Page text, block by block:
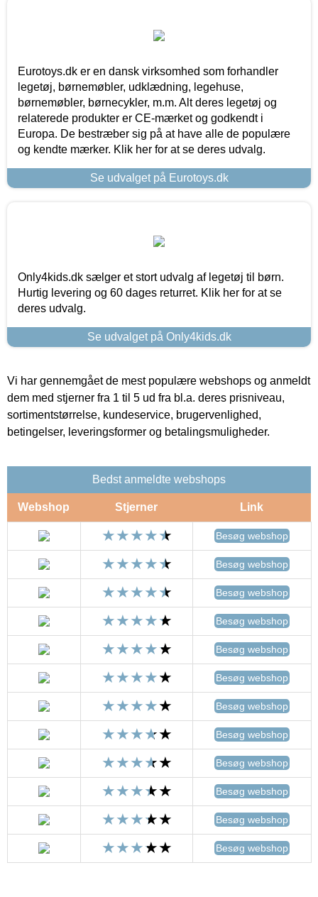
Eurotoys.dk er en dansk virksomhed som forhandler
legetøj, børnemøbler, udklædning, legehuse,
børnemøbler, børnecykler, m.m. Alt deres legetøj og
relaterede produkter er CE-mærket og godkendt i
Europa. De bestræber sig på at have alle de populære
og kendte mærker. Klik her for at se deres udvalg.
Se udvalget på Eurotoys.dk
Only4kids.dk sælger et stort udvalg af legetøj til børn.
Hurtig levering og 60 dages returret. Klik her for at se
deres udvalg.
Se udvalget på Only4kids.dk
Vi har gennemgået de mest populære webshops og anmeldt
dem med stjerner fra 1 til 5 ud fra bl.a. deres prisniveau,
sortimentstørrelse, kundeservice, brugervenlighed,
betingelser, leveringsformer og betalingsmuligheder.
Bedst anmeldte webshops
Webshop Stjerner Link
Besøg webshop
Besøg webshop
Besøg webshop
Besøg webshop
Besøg webshop
Besøg webshop
Besøg webshop
Besøg webshop
Besøg webshop
Besøg webshop
Besøg webshop
Besøg webshop